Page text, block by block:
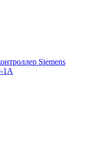
Siemens
1A